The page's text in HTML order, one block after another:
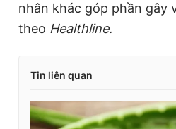
nhân khác góp phần gây
theo Healthline.
Tin liên quan